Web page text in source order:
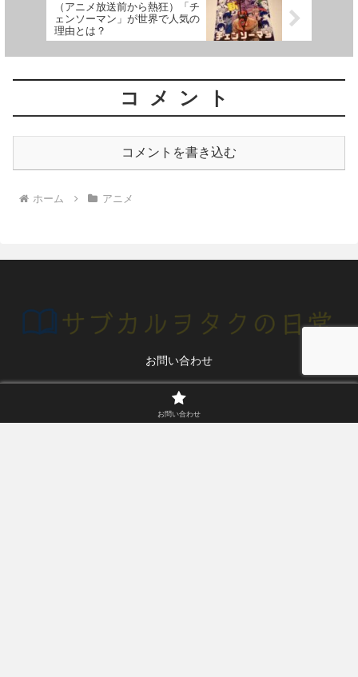
（アニメ放送前から熱狂）「チ
ェンソーマン」が世界で人気の
理由とは？
コメント
コメントを書き込む
ホーム アニメ
お問い合わせ
© 2020 サブカルヲタクの日常.
お問い合わせ